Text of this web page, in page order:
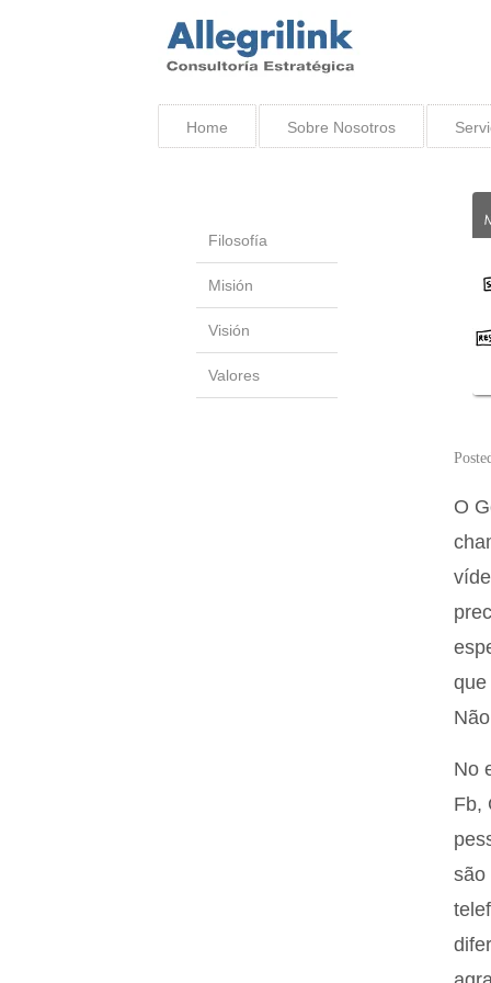
Home Sobre Nosotros
Filosofía
Misión
Visión
Valores
O
que
No
Fb,
são